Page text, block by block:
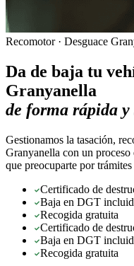
Recomotor · Desguace
Da de baja tu
Granyanella
de forma rápida
Gestionamos la tasación,
Granyanella con un
que preocuparte por
Certificado de
Baja en DGT
Recogida gratuita
Certificado de
Baja en DGT
Recogida gratuita